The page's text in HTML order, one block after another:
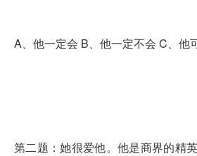
A、他一定会 B、他一定不会 C、他
第二题：她很爱他。他是商界的精